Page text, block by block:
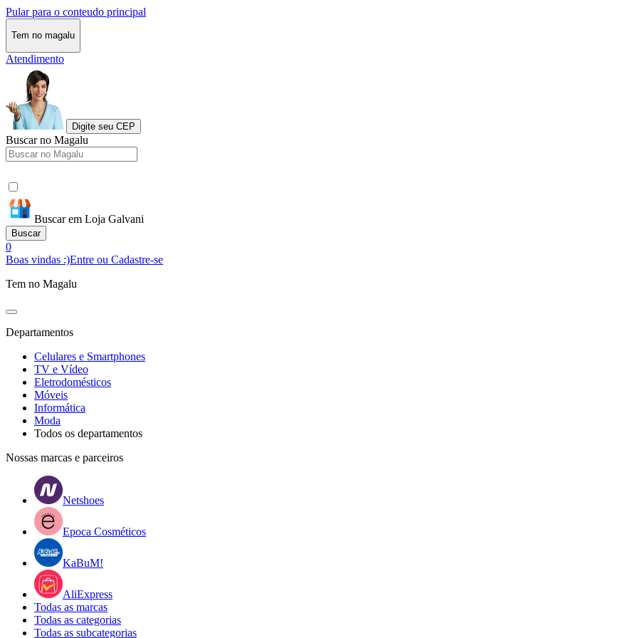
Pular para o conteudo principal
Tem no magalu
Atendimento
Digite seu CEP
Buscar no Magalu
Buscar em Loja Galvani
Buscar
0
Boas vindas :)Entre ou Cadastre-se
Tem no Magalu
Departamentos
Celulares e Smartphones
TV e Vídeo
Eletrodomésticos
Móveis
Informática
Moda
Todos os departamentos
Nossas marcas e parceiros
Netshoes
Epoca Cosméticos
KaBuM!
AliExpress
Todas as marcas
Todas as categorias
Todas as subcategorias